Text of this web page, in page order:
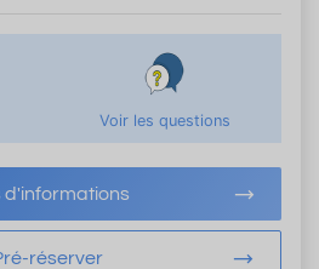
Voir les questions
d'informations
réserver